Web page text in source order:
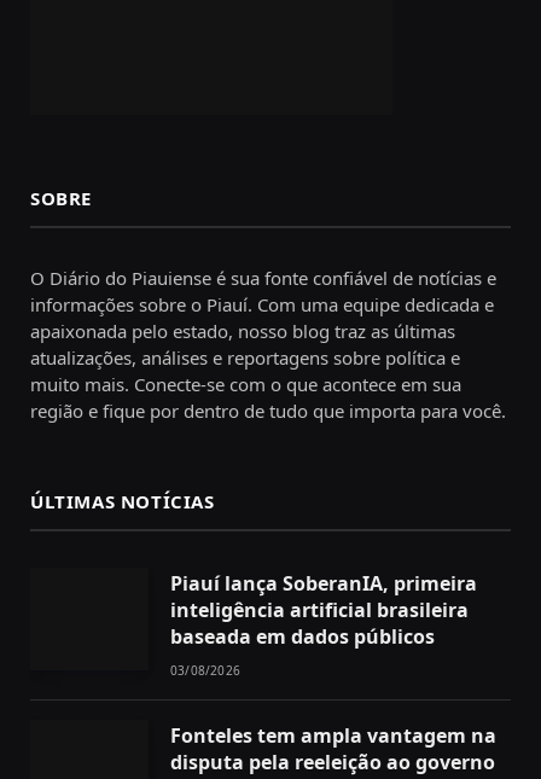
SOBRE
O Diário do Piauiense é sua fonte confiável de notícias e
informações sobre o Piauí. Com uma equipe dedicada e
apaixonada pelo estado, nosso blog traz as últimas
atualizações, análises e reportagens sobre política e
muito mais. Conecte-se com o que acontece em sua
região e fique por dentro de tudo que importa para você.
ÚLTIMAS NOTÍCIAS
Piauí lança SoberanIA, primeira
inteligência artificial brasileira
baseada em dados públicos
03/08/2026
Fonteles tem ampla vantagem na
disputa pela reeleição ao governo